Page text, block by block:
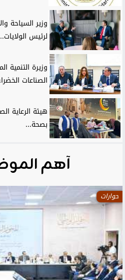
وزير السياحة
لرئيس
وزيرة التنمية
الصناعات
هيئة الرعاية
بصحة...
آهم
حوارات